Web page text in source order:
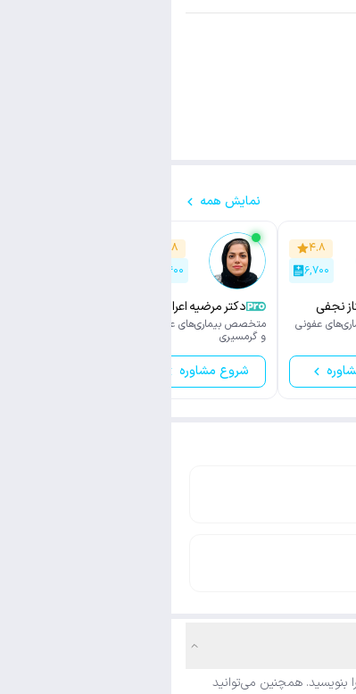
نمایش همه
۴.۸
۶,۷۰۰
نجفی
عفونی
۴.۸
۷,۴۰۰
دکتر مرضیه اعرابی
متخصص بیماری‌های عفونی
و گرمسیری
شروع مشاوره
بنویسید. همچنین می‌توانید